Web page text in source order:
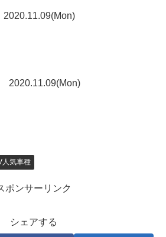
2020.11.09(Mon)
2020.11.09(Mon)
人気車種
ポンサーリンク
シェアする